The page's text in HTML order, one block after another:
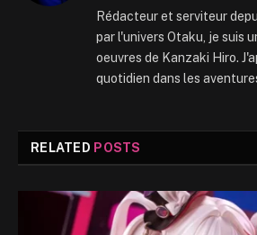
Rédacteur et serviteur
par l'univers Otaku, je suis
oeuvres de Kanzaki Hiro.
quotidien dans les
RELATED POSTS